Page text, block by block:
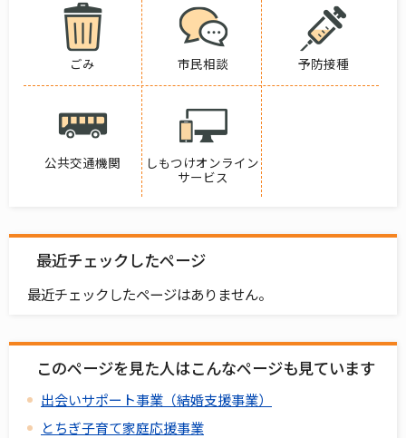
ごみ 市民相談 予防接種
公共交通機関
しもつけオンライン
サービス
最近チェックしたページ
最近チェックしたページはありません。
このページを見た人はこんなページも見ています
出会いサポート事業（結婚支援事業）
とちぎ子育て家庭応援事業